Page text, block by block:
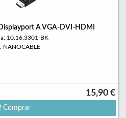
A VGA-DVI-HDMI
10.16.3301-BK
NANOCABLE
15,90 €
Comprar